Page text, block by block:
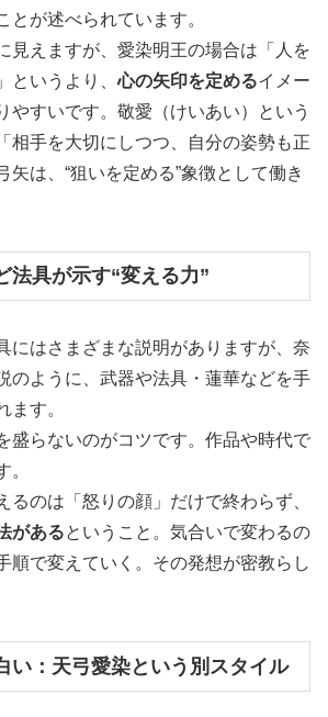
とが述べられています。
見えますが、愛染明王の場合は「人を
というより、心の矢印を定めるイメー
やすいです。敬愛（けいあい）という
相手を大切にしつつ、自分の姿勢も正
矢は、“狙いを定める”象徴として働き
法具が示す“変える力”
にはさまざまな説明がありますが、奈
のように、武器や法具・蓮華などを手
ます。
盛らないのがコツです。作品や時代で
。
るのは「怒りの顔」だけで終わらず、
があるということ。気合いで変わるの
順で変えていく。その発想が密教らし
い：天弓愛染という別スタイル